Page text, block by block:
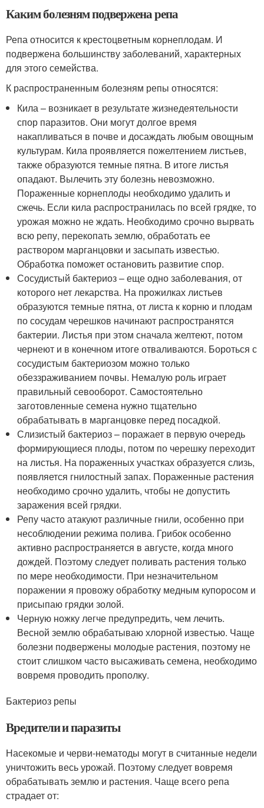
Каким болезням подвержена репа
Репа относится к крестоцветным корнеплодам. И
подвержена большинству заболеваний, характерных
для этого семейства.
К распространенным болезням репы относятся:
Кила – возникает в результате жизнедеятельности
спор паразитов. Они могут долгое время
накапливаться в почве и досаждать любым овощным
культурам. Кила проявляется пожелтением листьев,
также образуются темные пятна. В итоге листья
опадают. Вылечить эту болезнь невозможно.
Пораженные корнеплоды необходимо удалить и
сжечь. Если кила распространилась по всей грядке, то
урожая можно не ждать. Необходимо срочно вырвать
всю репу, перекопать землю, обработать ее
раствором марганцовки и засыпать известью.
Обработка поможет остановить развитие спор.
Сосудистый бактериоз – еще одно заболевания, от
которого нет лекарства. На прожилках листьев
образуются темные пятна, от листа к корню и плодам
по сосудам черешков начинают распространятся
бактерии. Листья при этом сначала желтеют, потом
чернеют и в конечном итоге отваливаются. Бороться с
сосудистым бактериозом можно только
обеззраживанием почвы. Немалую роль играет
правильный севооборот. Самостоятельно
заготовленные семена нужно тщательно
обрабатывать в марганцовке перед посадкой.
Слизистый бактериоз – поражает в первую очередь
формирующиеся плоды, потом по черешку переходит
на листья. На пораженных участках образуется слизь,
появляется гнилостный запах. Пораженные растения
необходимо срочно удалить, чтобы не допустить
заражения всей грядки.
Репу часто атакуют различные гнили, особенно при
несоблюдении режима полива. Грибок особенно
активно распространяется в августе, когда много
дождей. Поэтому следует поливать растения только
по мере необходимости. При незначительном
поражении я провожу обработку медным купоросом и
присыпаю грядки золой.
Черную ножку легче предупредить, чем лечить.
Весной землю обрабатываю хлорной известью. Чаще
болезни подвержены молодые растения, поэтому не
стоит слишком часто высаживать семена, необходимо
вовремя проводить прополку.
Бактериоз репы
Вредители и паразиты
Насекомые и черви-нематоды могут в считанные недели
уничтожить весь урожай. Поэтому следует вовремя
обрабатывать землю и растения. Чаще всего репа
страдает от: